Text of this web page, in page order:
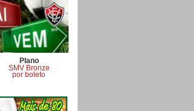
Plano
SMV Bronze
por boleto